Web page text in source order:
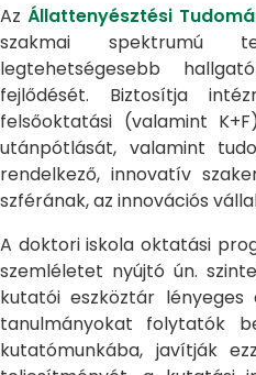
AzÁllattenyésztési
szakmai spektrumú
legtehetségesebb
fejlődését. Biztosítja
felsőoktatási (valamint
utánpótlását, valamint
rendelkező, innovatív
szférának, az innovációs
A doktori iskola oktatási
szemléletet nyújtó ún.
kutatói eszköztár
tanulmányokat folytatók
kutatómunkába, javítják